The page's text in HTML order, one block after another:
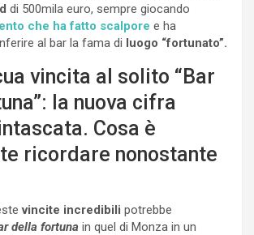
di 500mila euro, sempre giocando
che ha fatto scalpore e ha
al bar la fama di luogo “fortunato”.
vincita al solito “Bar
la nuova cifra
Cosa è
ricordare nonostante
vincite incredibili potrebbe
della fortuna in quel di Monza in un